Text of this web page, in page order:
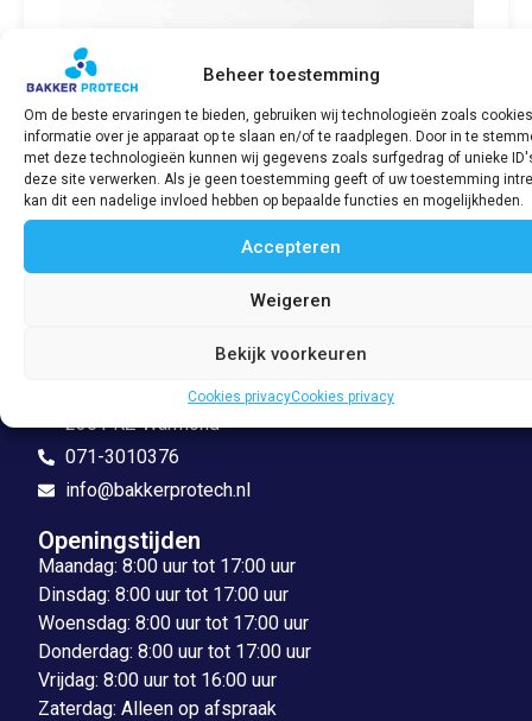
Beheer toestemming
Om de beste ervaringen te bieden, gebruiken wij technologieën zoals
informatie over je apparaat op te slaan en/of te raadplegen. Door in te
met deze technologieën kunnen wij gegevens zoals surfgedrag of unieke
deze site verwerken. Als je geen toestemming geeft of uw toestemming
kan dit een nadelige invloed hebben op bepaalde functies en mogelijkheden.
Accepteren
Weigeren
Bekijk voorkeuren
Cookies privacyCookies privacy
Fuel pump SABB LPW-serie
2361 KZ Warmond
071-3010376
info@bakkerprotech.nl
Openingstijden
Maandag: 8:00 uur tot 17:00 uur
Dinsdag: 8:00 uur tot 17:00 uur
Woensdag: 8:00 uur tot 17:00 uur
Donderdag: 8:00 uur tot 17:00 uur
Vrijdag: 8:00 uur tot 16:00 uur
Zaterdag: Alleen op afspraak